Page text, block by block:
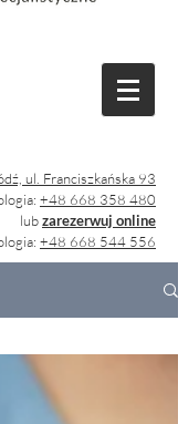
ul. Franciszkańska 93
+48 668 358 480
lubzarezerwuj online
+48 668 544 556